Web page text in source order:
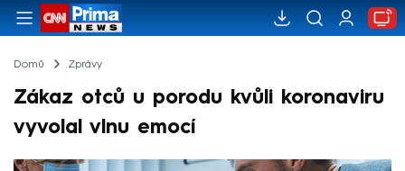
Domů Zprávy
Zákaz otců u porodu kvůli koronaviru
vyvolal vlnu emocí